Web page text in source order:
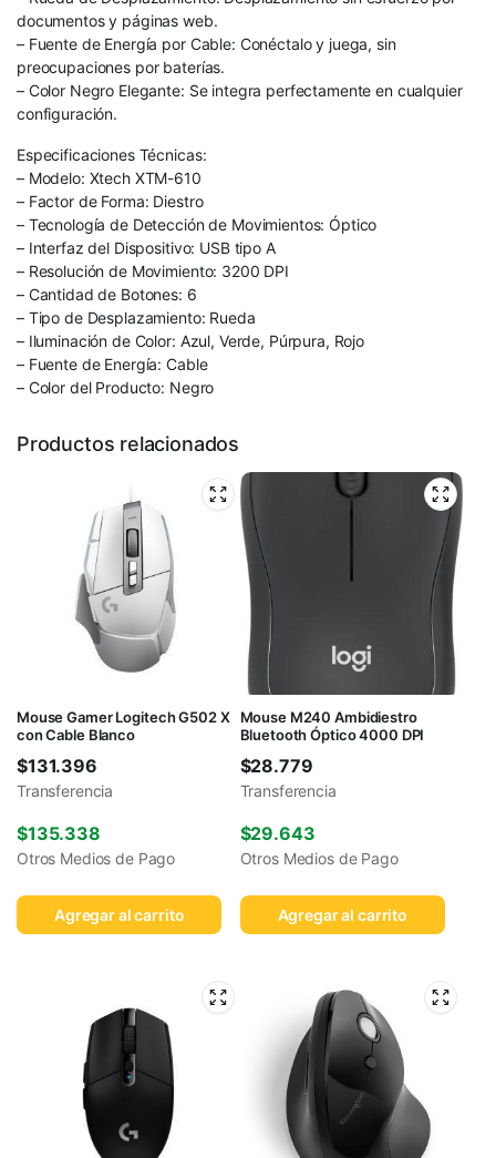
documentos y páginas web.
– Fuente de Energía por Cable: Conéctalo y juega, sin
preocupaciones por baterías.
– Color Negro Elegante: Se integra perfectamente en cualquier
configuración.
Especificaciones Técnicas:
– Modelo: Xtech XTM-610
– Factor de Forma: Diestro
– Tecnología de Detección de Movimientos: Óptico
– Interfaz del Dispositivo: USB tipo A
– Resolución de Movimiento: 3200 DPI
– Cantidad de Botones: 6
– Tipo de Desplazamiento: Rueda
– Iluminación de Color: Azul, Verde, Púrpura, Rojo
– Fuente de Energía: Cable
– Color del Producto: Negro
Productos relacionados
Mouse Gamer Logitech G502 X
con Cable Blanco
$131.396
Transferencia
$135.338
Otros Medios de Pago
Agregar al carrito
Mouse M240 Ambidiestro
Bluetooth Óptico 4000 DPI
$28.779
Transferencia
$29.643
Otros Medios de Pago
Agregar al carrito